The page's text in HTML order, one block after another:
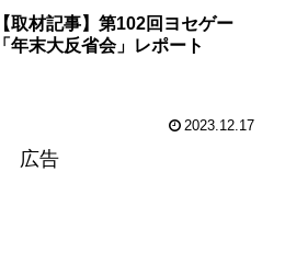
【取材記事】第102回ヨセゲー
「年末大反省会」レポート
2023.12.17
広告